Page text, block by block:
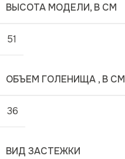
ВЫСОТА МОДЕЛИ, В СМ
51
ОБЪЕМ ГОЛЕНИЩА , В СМ
36
ВИД ЗАСТЕЖКИ